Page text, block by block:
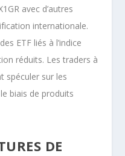
avec d’autres
internationale.
ETF liés à l’indice
réduits. Les traders à
spéculer sur les
biais de produits
DE